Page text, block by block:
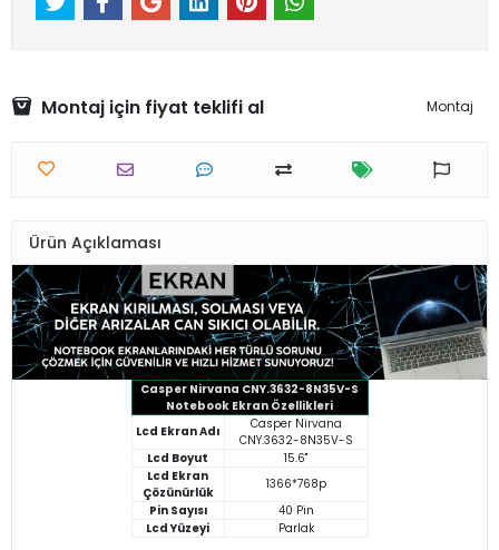
Montaj için fiyat teklifi al Montaj
Ürün Açıklaması
Casper Nirvana CNY.3632-8N35V-S
Notebook Ekran Özellikleri
Lcd Ekran Adı
Casper Nirvana
CNY.3632-8N35V-S
Lcd Boyut
15.6"
Lcd Ekran
Çözünürlük
1366*768p
Pin Sayısı
40 Pin
Lcd Yüzeyi
Parlak